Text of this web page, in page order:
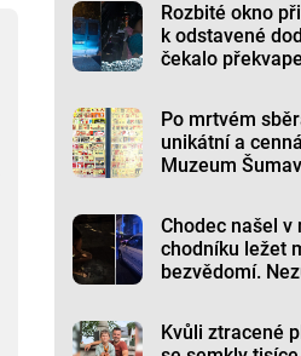
Rozbité okno
k odstavené
čekalo
Po mrtvém
unikátní a
Muzeum
Chodec našel v
chodníku ležet
bezvědomí.
Kvůli ztracené